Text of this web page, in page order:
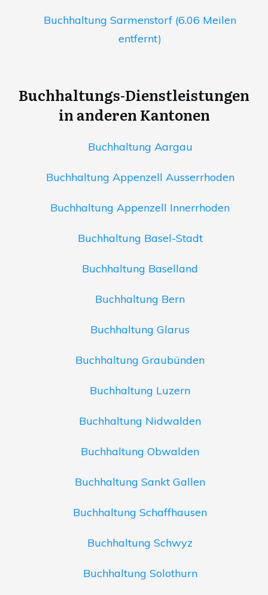
Buchhaltung Sarmenstorf (6.06 Meilen
entfernt)
Buchhaltungs-Dienstleistungen
in anderen Kantonen
Buchhaltung Aargau
Buchhaltung Appenzell Ausserrhoden
Buchhaltung Appenzell Innerrhoden
Buchhaltung Basel-Stadt
Buchhaltung Baselland
Buchhaltung Bern
Buchhaltung Glarus
Buchhaltung Graubünden
Buchhaltung Luzern
Buchhaltung Nidwalden
Buchhaltung Obwalden
Buchhaltung Sankt Gallen
Buchhaltung Schaffhausen
Buchhaltung Schwyz
Buchhaltung Solothurn